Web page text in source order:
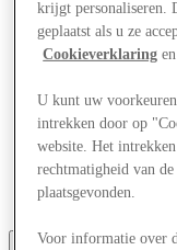
Winkels
Aanbiedingen
Plan je bezoek
Wat is er aan
Cadeaubonnen
Diensten
Hoe was je dag?
Meer
krijgt personaliseren.
geplaatst als u ze
Cookieverklaring
U kunt uw
intrekken door op
website. Het
rechtmatigheid van
plaatsgevonden.
Voor informatie over